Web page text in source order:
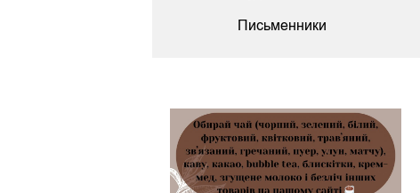
Письменники